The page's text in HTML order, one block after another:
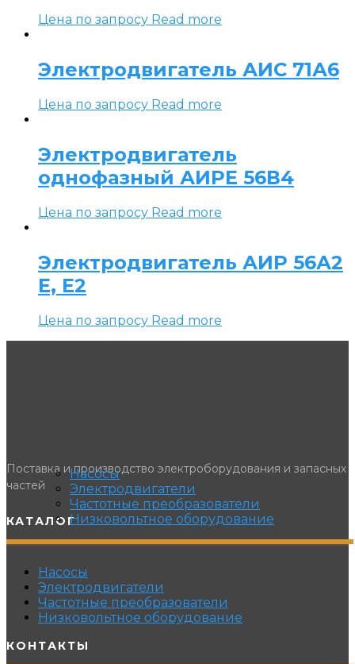
Насосы
Электродвигатели
Частотные преобразователи
Низковольтное оборудование
Цена по запросу Read more
Электродвигатель АИС 71А6
Цена по запросу Read more
Электродвигатель
однофазный АИРЕ 56В4
Цена по запросу Read more
Электродвигатель АИР 56А2
Е, Е2
Цена по запросу Read more
Поставка и производство электроборудования и запасных
частей
КАТАЛОГ
Насосы
Электродвигатели
Частотные преобразователи
Низковольтное оборудование
КОНТАКТЫ